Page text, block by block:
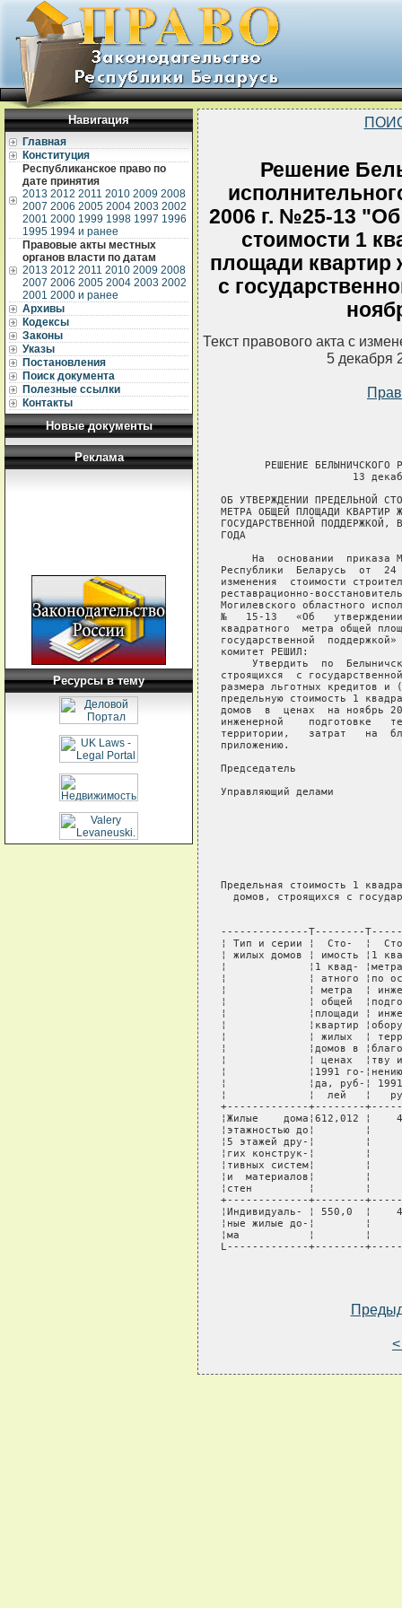
Навигация
Главная
Конституция
Республиканское право по
дате принятия
2013 2012 2011 2010 2009 2008
2007 2006 2005 2004 2003 2002
2001 2000 1999 1998 1997 1996
1995 1994 и ранее
Правовые акты местных
органов власти по датам
2013 2012 2011 2010 2009 2008
2007 2006 2005 2004 2003 2002
2001 2000 и ранее
Архивы
Кодексы
Законы
Указы
Постановления
Поиск документа
Полезные ссылки
Контакты
Новые документы
Реклама
Ресурсы в тему
Решение
2006 г. №25-13
стоимости 1
площади квартир
с
Текст правового акта с
5 декабря
РЕШЕНИЕ БЕЛЫНИЧСКОГО
13
ОБ УТВЕРЖДЕНИИ ПРЕДЕЛЬНОЙ
МЕТРА ОБЩЕЙ ПЛОЩАДИ КВАРТИР
ГОСУДАРСТВЕННОЙ
ГОДА
На  основании  приказа
Республики  Беларусь  от
изменения  стоимости
реставрационно-
Могилевского областного
№   15-13   «Об
квадратного  метра общей
государственной
комитет РЕШИЛ:
Утвердить  по
строящихся  с
размера льготных кредитов и
предельную стоимость 1
домов  в  ценах  на ноябрь
инженерной    подготовке
территории,   затрат   на
приложению.
Председатель
Управляющий делами
Предельная стоимость 1
домов, строящихся с
--------------T--------
¦ Тип и серии ¦  Сто-  ¦
¦ жилых домов ¦ имость ¦1
¦             ¦1 квад- ¦метра
¦             ¦ атного ¦по
¦             ¦ метра  ¦
¦             ¦ общей
¦             ¦площади ¦
¦             ¦квартир
¦             ¦ жилых  ¦
¦             ¦домов в
¦             ¦ ценах  ¦тву и
¦             ¦1991 го-
¦             ¦да, руб-¦
¦             ¦  лей   ¦
+-------------+--------
¦Жилые    дома¦612,012 ¦
¦этажностью до¦
¦5 этажей дру-¦
¦гих конструк-¦
¦тивных систем¦
¦и  материалов¦
¦стен         ¦        ¦
+-------------+--------
¦Индивидуаль- ¦ 550,0  ¦
¦ные жилые до-¦
¦ма           ¦        ¦
L-------------+--------